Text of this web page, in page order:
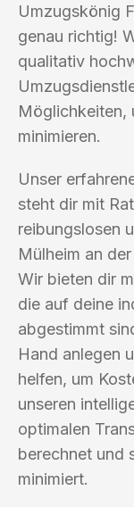
Umzugskönig
genau richtig!
qualitativ
Möglichkeiten,
minimieren.
Unser
steht dir mit
reibungslosen
Mülheim an
Wir bieten dir
die auf deine
abgestimmt
Hand anlegen
helfen, um
unseren
optimalen
berechnet und
minimiert.